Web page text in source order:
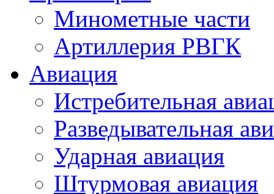
Минометные части
Артиллерия РВГК
Авиация
Истребительная
Разведывательная
Ударная авиация
Штурмовая авиация